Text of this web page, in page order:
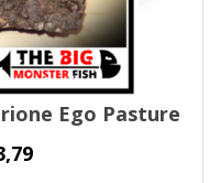
Ego Pasture